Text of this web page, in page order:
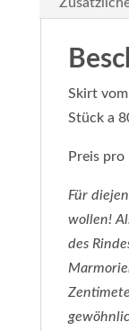
Skirt
Stück a
Preis pro
Für
wollen!
des